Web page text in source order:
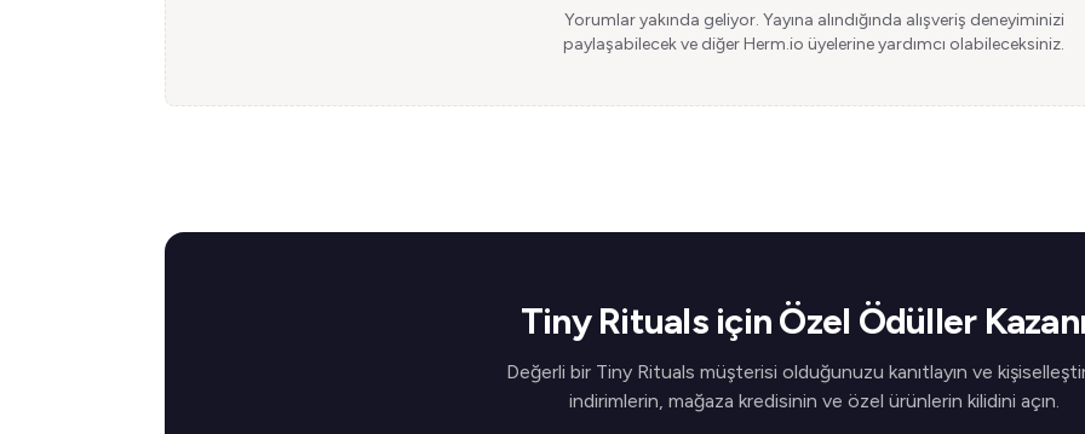
Yorumlar yakında geliyor. Yayına alındığında alışveriş deneyiminizi
paylaşabilecek ve diğer Herm.io üyelerine yardımcı olabileceksiniz.
Tiny Rituals için Özel Ödüller
Değerli bir Tiny Rituals müşterisi olduğunuzu kanıtlayın ve
indirimlerin, mağaza kredisinin ve özel ürünlerin kilidini açın.